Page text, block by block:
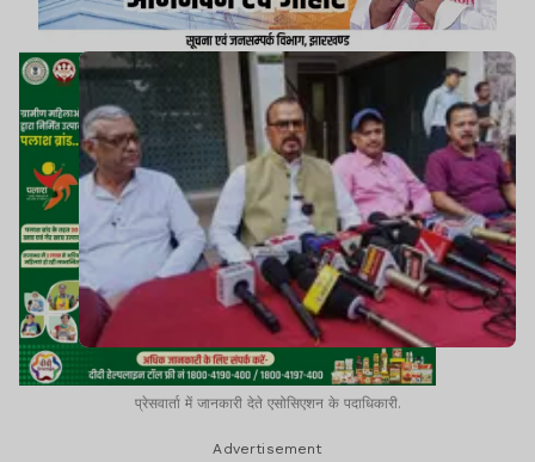
प्रेसवार्ता में जानकारी देते एसोसिएशन के पदाधिकारी.
Advertisement